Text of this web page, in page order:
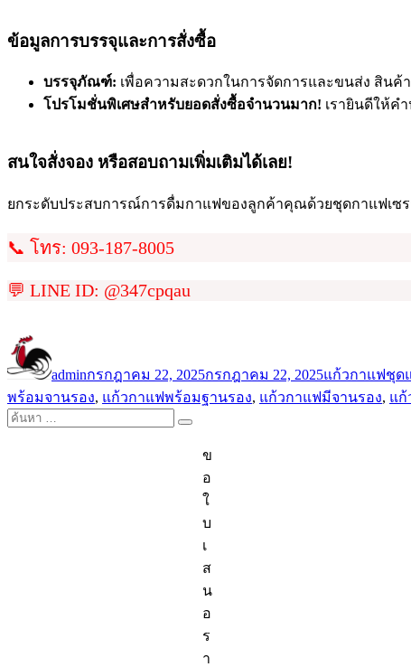
ข้อมูลการบรรจุและการสั่งซื้อ
บรรจุภัณฑ์: เพื่อความสะดวกในการจัดการและขนส่ง สินค้
โปรโมชั่นพิเศษสำหรับยอดสั่งซื้อจำนวนมาก! เรายินดีให้ค
สนใจสั่งจอง หรือสอบถามเพิ่มเติมได้เลย!
ยกระดับประสบการณ์การดื่มกาแฟของลูกค้าคุณด้วยชุดกาแฟเซ
📞 โทร: 093-187-8005
💬 LINE ID: @347cpqau
เขียน
adminเมื่อ
กรกฎาคม 22, 2025กรกฎาคม 22, 2025หมู่
แก้วกาแฟ กำ
ชุด
พร้อมจานรอง, แก้วกาแฟพร้อมฐานรอง, แก้วกาแฟมีจานรอง, แก้
ค้นหา:
ข
อ
ใ
บ
เ
ส
น
อ
ร
า